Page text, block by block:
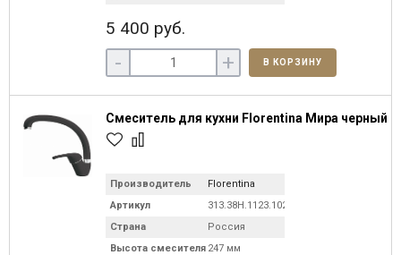
5 400 руб.
- + В КОРЗИНУ
Смеситель для кухни Florentina Мира черный
Производитель
Florentina
Артикул
313.38H.1123.102
Страна
Россия
Высота смесителя 247 мм